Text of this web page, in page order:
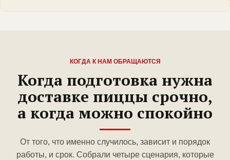
КОГДА К НАМ ОБРАЩАЮТСЯ
Когда подготовка нужна
доставке пиццы срочно,
а когда можно спокойно
От того, что именно случилось, зависит и порядок
работы, и срок. Собрали четыре сценария, которые